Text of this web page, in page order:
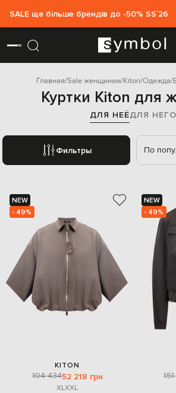
SALE ще більше брендів до -50% SS`26
Главная Sale женщинам Kiton Одежда
Куртки Kiton для
ДЛЯ НЕЁДЛЯ НЕГО
Фильтры По
NEW
- 49%
KITON
104 43452 218 грн
XLXXL
NEW
- 49%